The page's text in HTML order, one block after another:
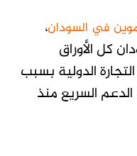
في السودان،
كل الأوراق
الدولية بسبب
السريع منذ